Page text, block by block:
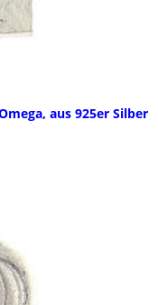
aus 925er Silber